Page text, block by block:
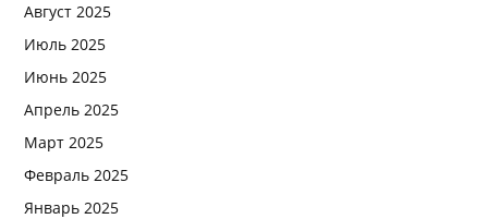
Август 2025
Июль 2025
Июнь 2025
Апрель 2025
Март 2025
Февраль 2025
Январь 2025